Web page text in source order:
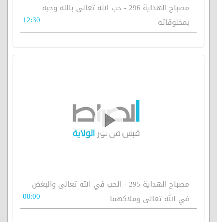
مصباح الهداية 296 - حب الله تعالى بالله وحبه
بمخلوقاته
12:30
مصباح الهداية 295 - الحب في الله تعالى والبغض
في الله تعالى وملاكهما
08:00